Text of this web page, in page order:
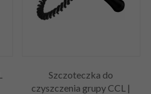
Szczoteczka do
czyszczenia grupy CCL |